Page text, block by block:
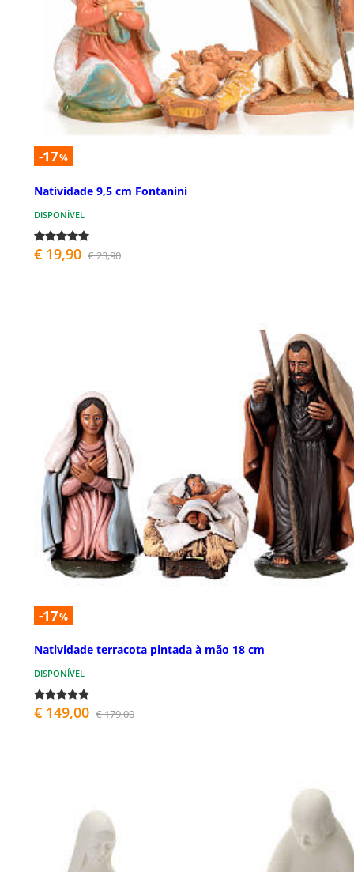
-17%
Natividade 9,5 cm Fontanini
DISPONÍVEL
€ 19,90 € 23,90
-17%
Natividade terracota pintada à mão 18 cm
DISPONÍVEL
€ 149,00 € 179,00